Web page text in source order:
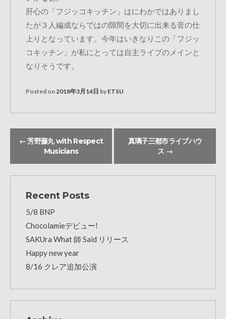
肝心の「フジッコキッチン」はにわかではありまし
たが３人編成ならではの隙間を大切に出来る音の仕
上りとなっています。今年はいきなりこの「フジッ
コキッチン」が私にとっては自主ライブのメインと
なりそうです。
Posted on2018年3月14日 by ETSU
←芳野藤丸 with Respect
Musicians
真璃子三都市ライブハウ
ス →
Recent Posts
5/8 BNP
Chocolamieデビュー!
SAKUra What 師 Said リリース
Happy new year
8/16 クレア追加公演